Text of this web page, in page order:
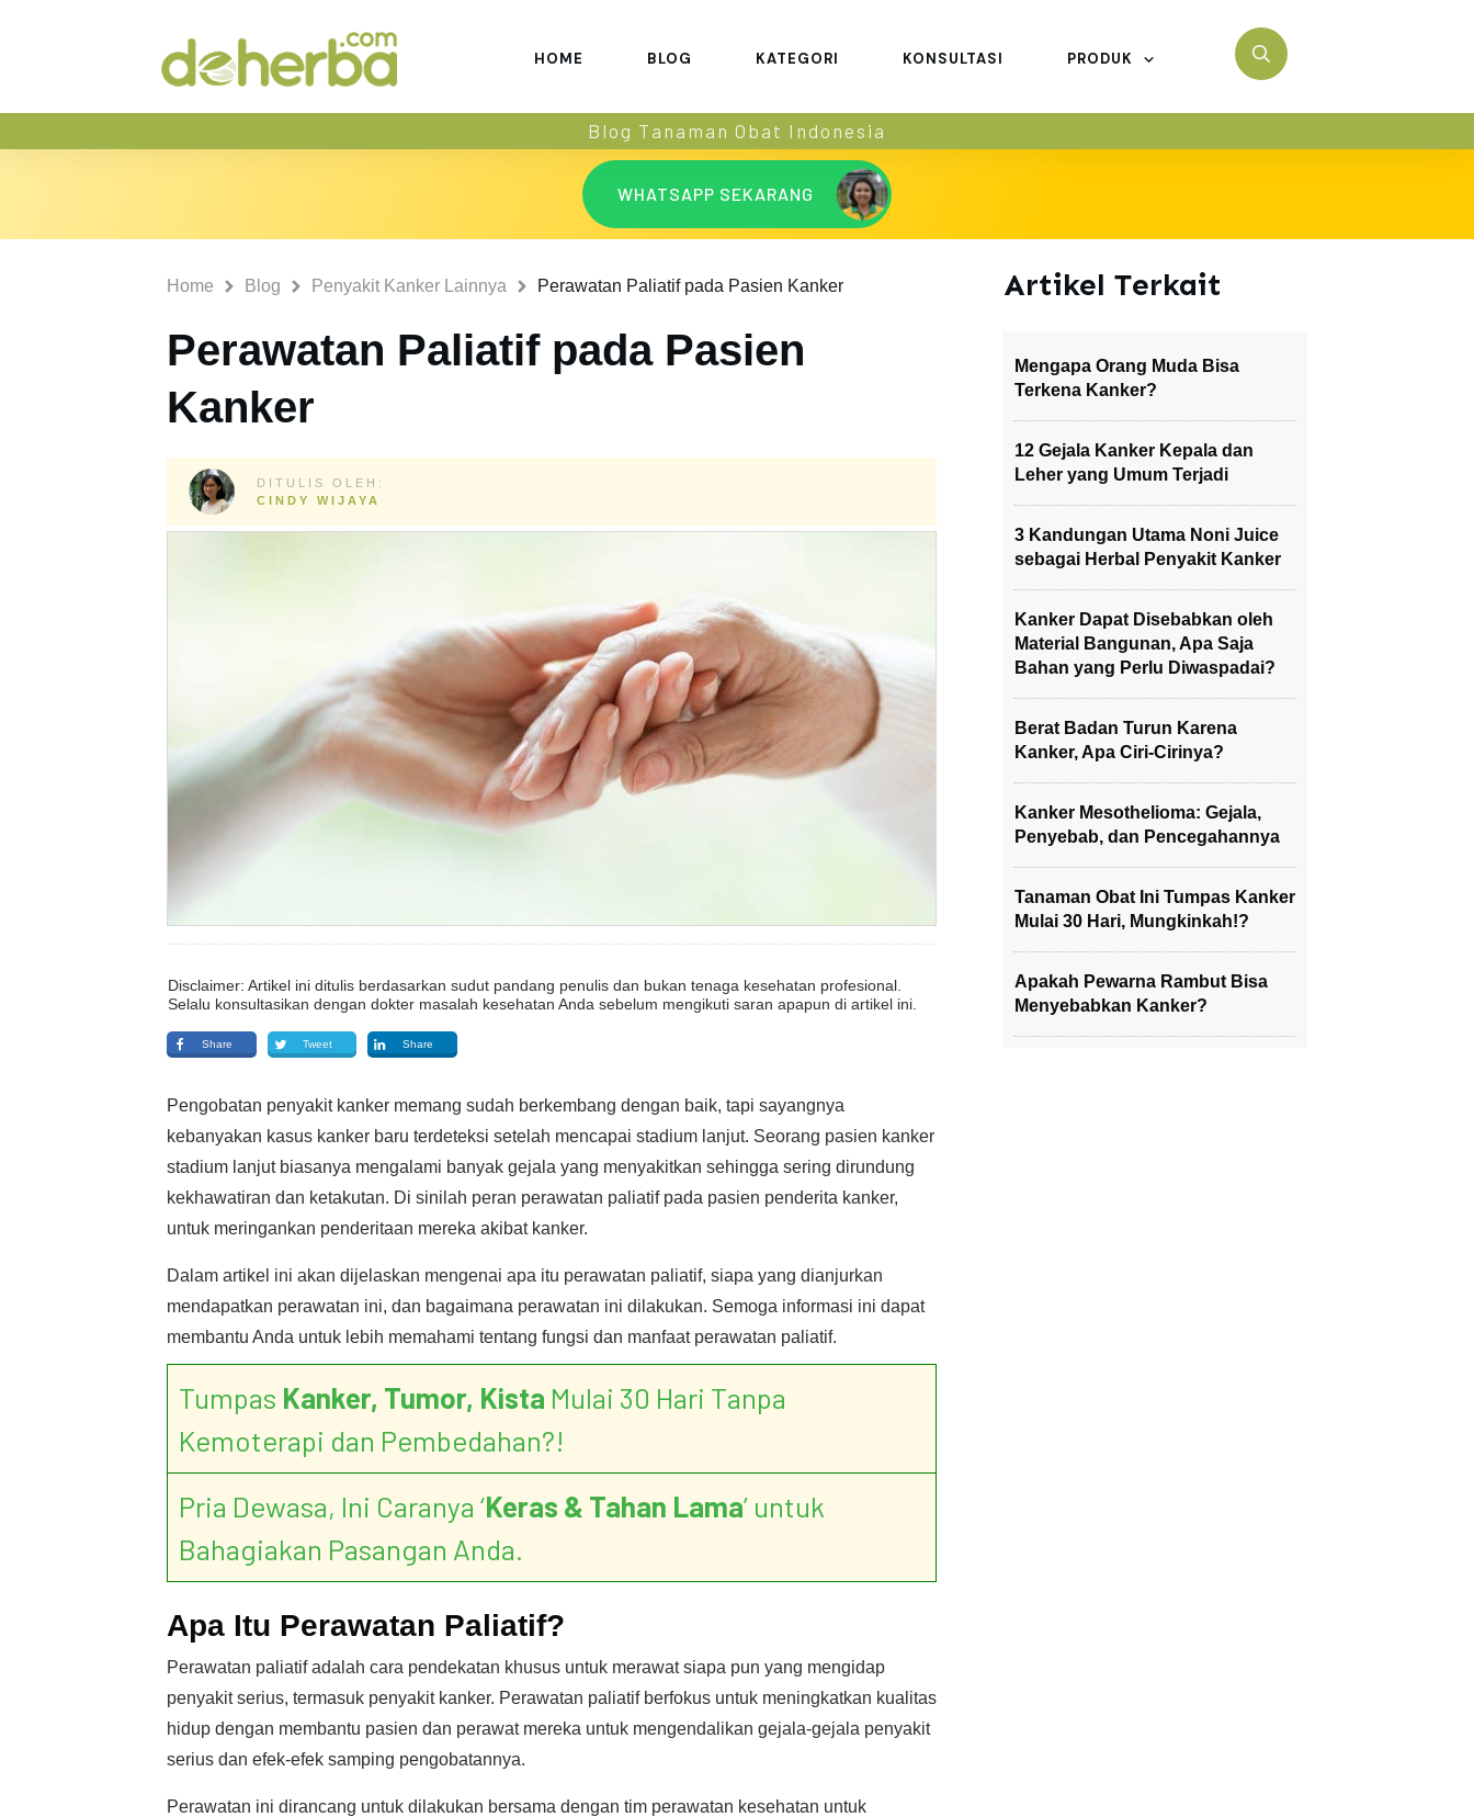
HOME BLOG KATEGORI KONSULTASI PRODUK
Blog Tanaman Obat Indonesia
WHATSAPP SEKARANG
Home Blog Penyakit Kanker Lainnya Perawatan Paliatif pada Pasien Kanker
Perawatan Paliatif pada Pasien
Kanker
DITULIS OLEH:
CINDY WIJAYA
Disclaimer: Artikel ini ditulis berdasarkan sudut pandang penulis dan bukan tenaga kesehatan profesional.
Selalu konsultasikan dengan dokter masalah kesehatan Anda sebelum mengikuti saran apapun di artikel ini.
Share Tweet Share
Pengobatan penyakit kanker memang sudah berkembang dengan baik, tapi sayangnya
kebanyakan kasus kanker baru terdeteksi setelah mencapai stadium lanjut. Seorang pasien kanker
stadium lanjut biasanya mengalami banyak gejala yang menyakitkan sehingga sering dirundung
kekhawatiran dan ketakutan. Di sinilah peran perawatan paliatif pada pasien penderita kanker,
untuk meringankan penderitaan mereka akibat kanker.
Dalam artikel ini akan dijelaskan mengenai apa itu perawatan paliatif, siapa yang dianjurkan
mendapatkan perawatan ini, dan bagaimana perawatan ini dilakukan. Semoga informasi ini dapat
membantu Anda untuk lebih memahami tentang fungsi dan manfaat perawatan paliatif.
Tumpas Kanker, Tumor, Kista Mulai 30 Hari Tanpa
Kemoterapi dan Pembedahan?!
Pria Dewasa, Ini Caranya ‘Keras & Tahan Lama’ untuk
Bahagiakan Pasangan Anda.
Apa Itu Perawatan Paliatif?
Perawatan paliatif adalah cara pendekatan khusus untuk merawat siapa pun yang mengidap
penyakit serius, termasuk penyakit kanker. Perawatan paliatif berfokus untuk meningkatkan kualitas
hidup dengan membantu pasien dan perawat mereka untuk mengendalikan gejala-gejala penyakit
serius dan efek-efek samping pengobatannya.
Perawatan ini dirancang untuk dilakukan bersama dengan tim perawatan kesehatan untuk
Artikel Terkait
Mengapa Orang Muda Bisa
Terkena Kanker?
12 Gejala Kanker Kepala dan
Leher yang Umum Terjadi
3 Kandungan Utama Noni Juice
sebagai Herbal Penyakit Kanker
Kanker Dapat Disebabkan oleh
Material Bangunan, Apa Saja
Bahan yang Perlu Diwaspadai?
Berat Badan Turun Karena
Kanker, Apa Ciri-Cirinya?
Kanker Mesothelioma: Gejala,
Penyebab, dan Pencegahannya
Tanaman Obat Ini Tumpas Kanker
Mulai 30 Hari, Mungkinkah!?
Apakah Pewarna Rambut Bisa
Menyebabkan Kanker?